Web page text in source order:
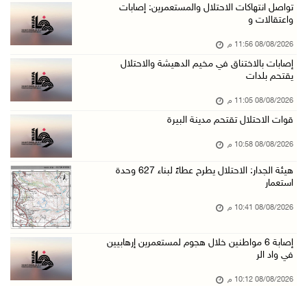
مستعمرون يهاجمون قرية أبو فلاح
مستعمرون يقتحمون بلدة بيت عور التحتا وقرية جل ...
08/آب/2026 06:39 م
الجامعة العربية الأمريكية تختتم فعاليات تخريج ...
08/آب/2026 05:52 م
تواصل انتهاكات الاحتلال والمستعمرين: إصابات
واعتقالات و
08/08/2026 11:56 م
إصابات بالاختناق في مخيم الدهيشة والاحتلال
يقتحم بلدات
08/08/2026 11:05 م
قوات الاحتلال تقتحم مدينة البيرة
08/08/2026 10:58 م
هيئة الجدار: الاحتلال يطرح عطاءً لبناء 627 وحدة
استعمار
08/08/2026 10:41 م
إصابة 6 مواطنين خلال هجوم لمستعمرين إرهابيين
في واد الر
08/08/2026 10:12 م